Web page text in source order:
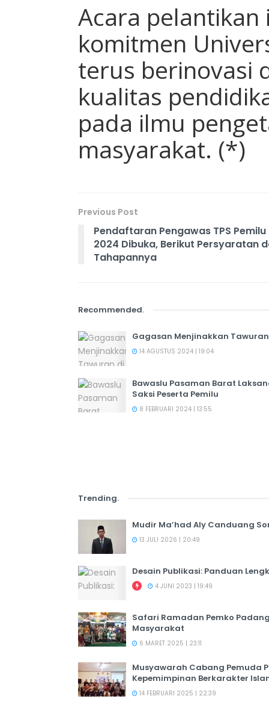
Acara
komitmen
terus berinovasi
kualitas
pada ilmu
masyarakat. (*)
Previous Post
Pendaftaran Pengawas TPS Pemilu
2024 Dibuka, Berikut Persyaratan
Tahapannya
Recommended.
Gagasan Menjinakkan
14 AGUSTUS 2024 | 19:04
Bawaslu Pasaman Barat
Saksi Peserta Pemilu
8 FEBRUARI 2024 | 13:55
Trending.
Mudir Ma’had Aly Canduang
13 JULI 2026 | 20:49
Desain Publikasi: Panduan
4 JUNI 2023 | 19:49
Safari Ramadan Pemko
Masyarakat
6 MARET 2025 | 23:11
Musyawarah Cabang Pemuda
Kepemimpinan Berkarakter
14 FEBRUARI 2025 | 22:39